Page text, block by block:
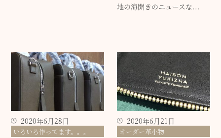
地の海開きのニュースな...
2020年6月28日
いろいろ作ってます。。。
2020年6月21日
オーダー革小物